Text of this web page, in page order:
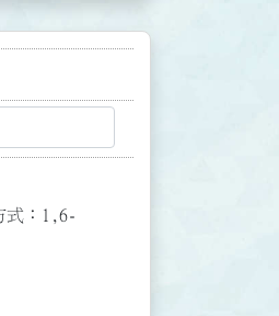
式：1,6-